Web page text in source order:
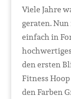
Viele Jahre
geraten.
einfach in
den ersten
Fitness
den Farben